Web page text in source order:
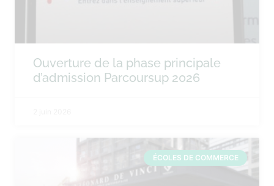
Ouverture de la phase principale
d’admission Parcoursup 2026
ÉCOLES DE COMMERCE